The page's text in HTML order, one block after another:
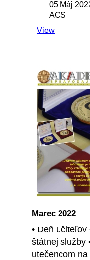
05 Máj
AOS
View
Marec 2022
• Deň učiteľov
štátnej služby
utečencom